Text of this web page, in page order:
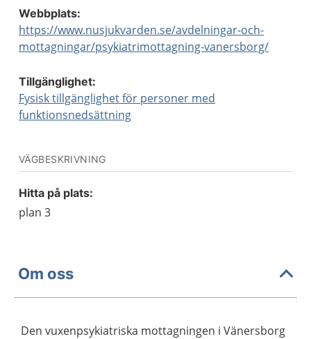
Webbplats:
https://www.nusjukvarden.se/avdelningar-och-
mottagningar/psykiatrimottagning-vanersborg/
Tillgänglighet:
Fysisk tillgänglighet för personer med
funktionsnedsättning
VÄGBESKRIVNING
Hitta på plats:
plan 3
Om oss
Den vuxenpsykiatriska mottagningen i Vänersborg